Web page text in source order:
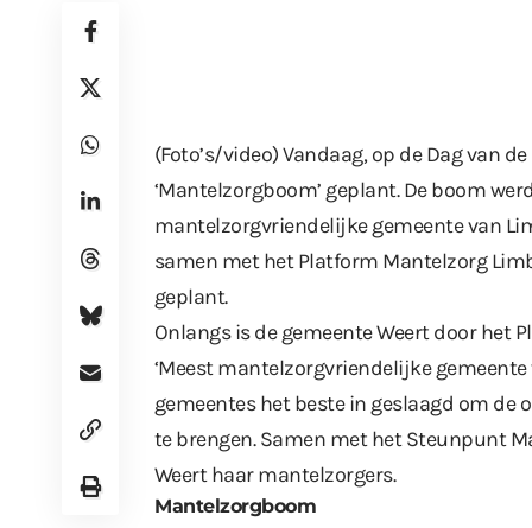
(Foto’s/video) Vandaag, op de Dag van
‘Mantelzorgboom’ geplant. De boom
mantelzorgvriendelijke gemeente van
samen met het Platform Mantelzorg
geplant.
Onlangs is de gemeente Weert door het
‘Meest mantelzorgvriendelijke
gemeentes het beste in geslaagd om
te brengen. Samen met het Steunpunt
Weert haar mantelzorgers.
Mantelzorgboom